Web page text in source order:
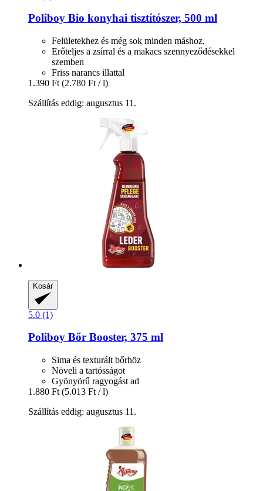
Poliboy Bio konyhai tisztítószer, 500 ml
Felületekhez és még sok minden máshoz.
Erőteljes a zsírral és a makacs szennyeződésekkel
szemben
Friss narancs illattal
1.390 Ft (2.780 Ft / l)
Szállítás eddig: augusztus 11.
Kosár
5.0 (1)
Poliboy Bőr Booster, 375 ml
Sima és texturált bőrhöz
Növeli a tartósságot
Gyönyörű ragyogást ad
1.880 Ft (5.013 Ft / l)
Szállítás eddig: augusztus 11.